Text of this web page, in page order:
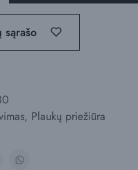
, Plaukų priežiūra